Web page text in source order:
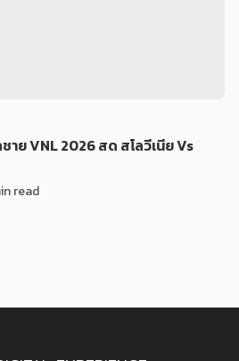
ย VNL 2026 สด สโลวีเนีย Vs
read